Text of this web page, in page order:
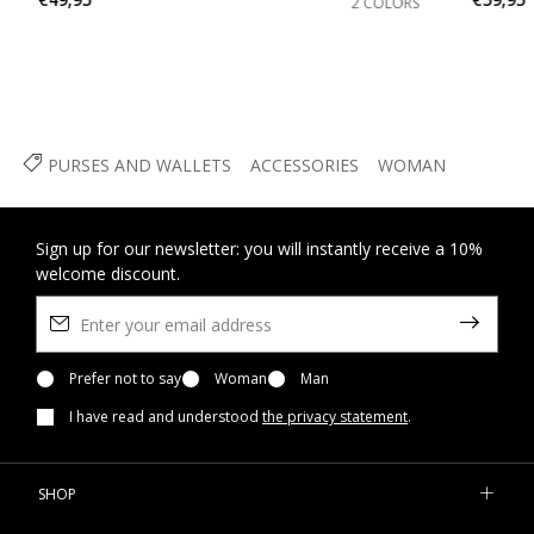
PURSES AND WALLETS ACCESSORIES WOMAN
Sign up for our newsletter: you will instantly receive a 10%
welcome discount.
Prefer not to say Woman
Man
I have read and understood the privacy statement.
SHOP